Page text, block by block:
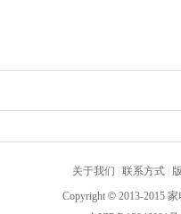
关于我们 联系方式
Copyright © 2013-2015